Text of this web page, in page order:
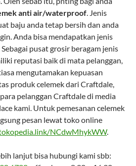
anti air/waterproof. Jenis
baju anda tetap bersih dan anda
Anda bisa mendapatkan jenis
pusat grosir beragam jenis
reputasi baik di mata pelanggan,
mengutamakan kepuasan
produk celemek dari Craftdale,
pelanggan Craftdale di media
kami. Untuk pemesanan celemek
pesan lewat toko online
NCdwMhykWW.
lanjut bisa hubungi kami sbb: